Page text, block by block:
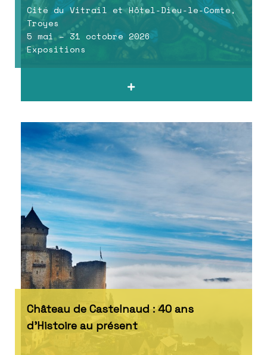
Cité du Vitrail et Hôtel-Dieu-le-Comte,
Troyes
5 mai – 31 octobre 2026
Expositions
Château de Castelnaud : 40 ans
d’Histoire au présent